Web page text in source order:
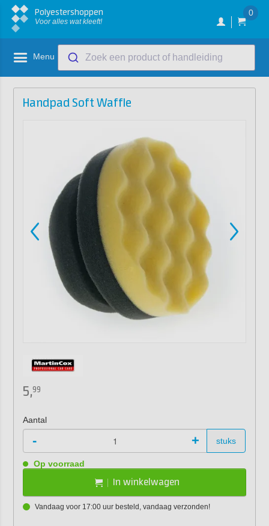
Polyestershoppen
Voor alles wat kleeft!
0
Menu Zoek een product of handleiding
Handpad Soft Waffle
5,99
Aantal
- + stuks
Op voorraad
In winkelwagen
Vandaag voor 17:00 uur besteld, vandaag verzonden!